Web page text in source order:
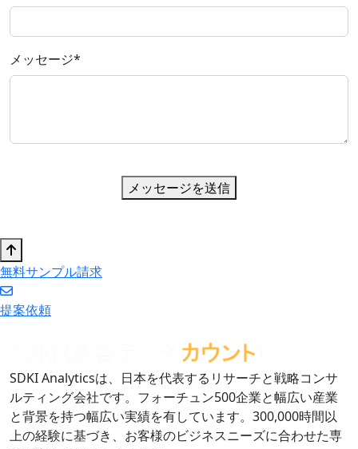
メッセージ*
メッセージを送信
無料サンプル請求
提案依頼
SDKI Analyticsは、日本を代表するリサーチと戦略コンサ
ルティング会社です。フォーチュン500企業と幅広い産業
と背景を持つ幅広い実績を有しています。300,000時間以
上の経験に基づき、お客様のビジネスニーズに合わせた専